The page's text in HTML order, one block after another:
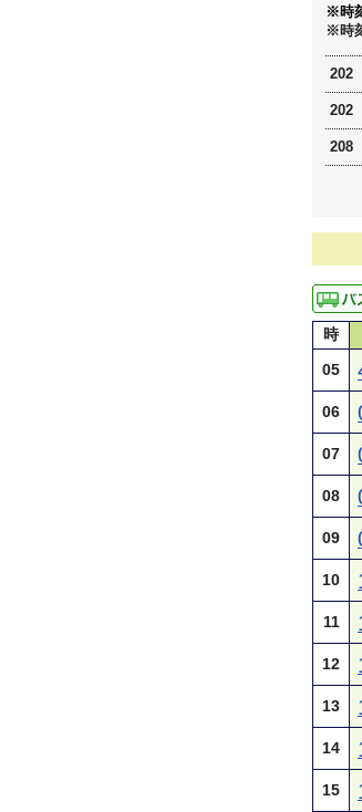
※時
※時
202
202
208
時
05
06
07
08
09
10
11
12
13
14
15